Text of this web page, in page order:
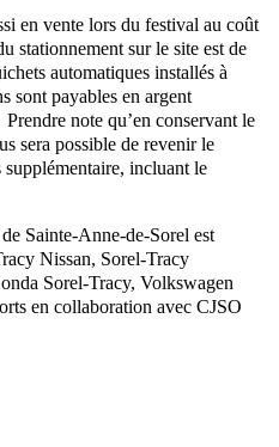
en vente lors du festival au coût
stationnement sur le site est de
automatiques installés à
sont payables en argent
note qu’en conservant le
sera possible de revenir le
supplémentaire, incluant le
Sainte-Anne-de-Sorel est
Nissan, Sorel-Tracy
Sorel-Tracy, Volkswagen
en collaboration avec CJSO